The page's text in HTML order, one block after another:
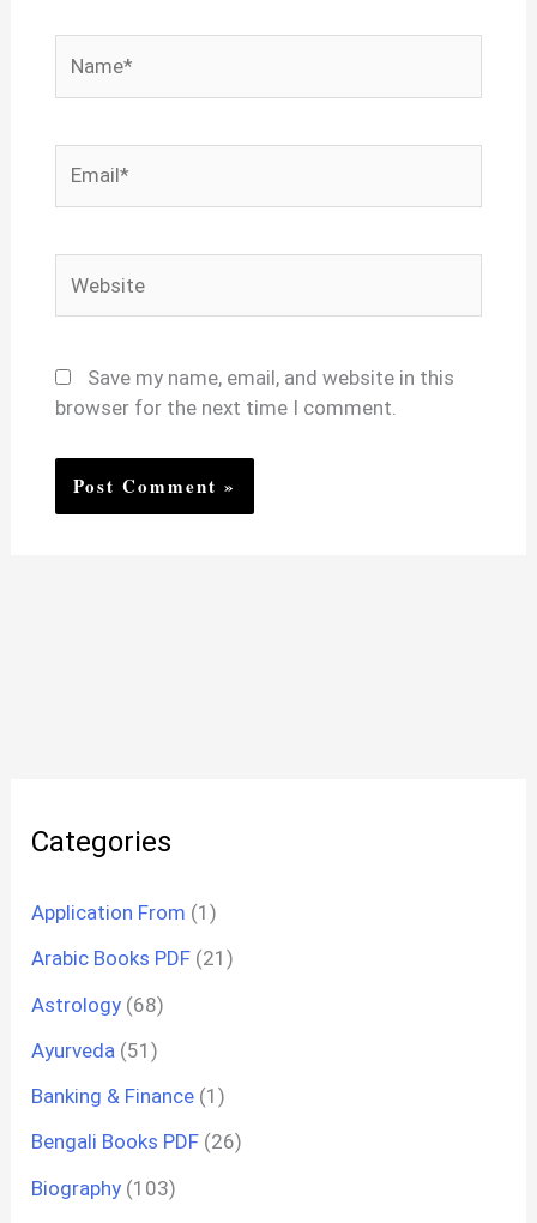
Save my name, email, and website in this
browser for the next time I comment.
Categories
Application From (1)
Arabic Books PDF (21)
Astrology (68)
Ayurveda (51)
Banking & Finance (1)
Bengali Books PDF (26)
Biography (103)